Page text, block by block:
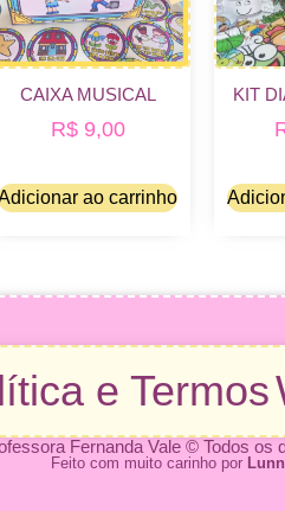
CAIXA MUSICAL
R$9,00
ao carrinho
KIT
e Termos
Fernanda Vale © Todos os
Feito com muito carinho por